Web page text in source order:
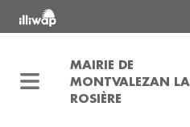
MAIRIE DE
MONTVALEZAN LA
ROSIÈRE